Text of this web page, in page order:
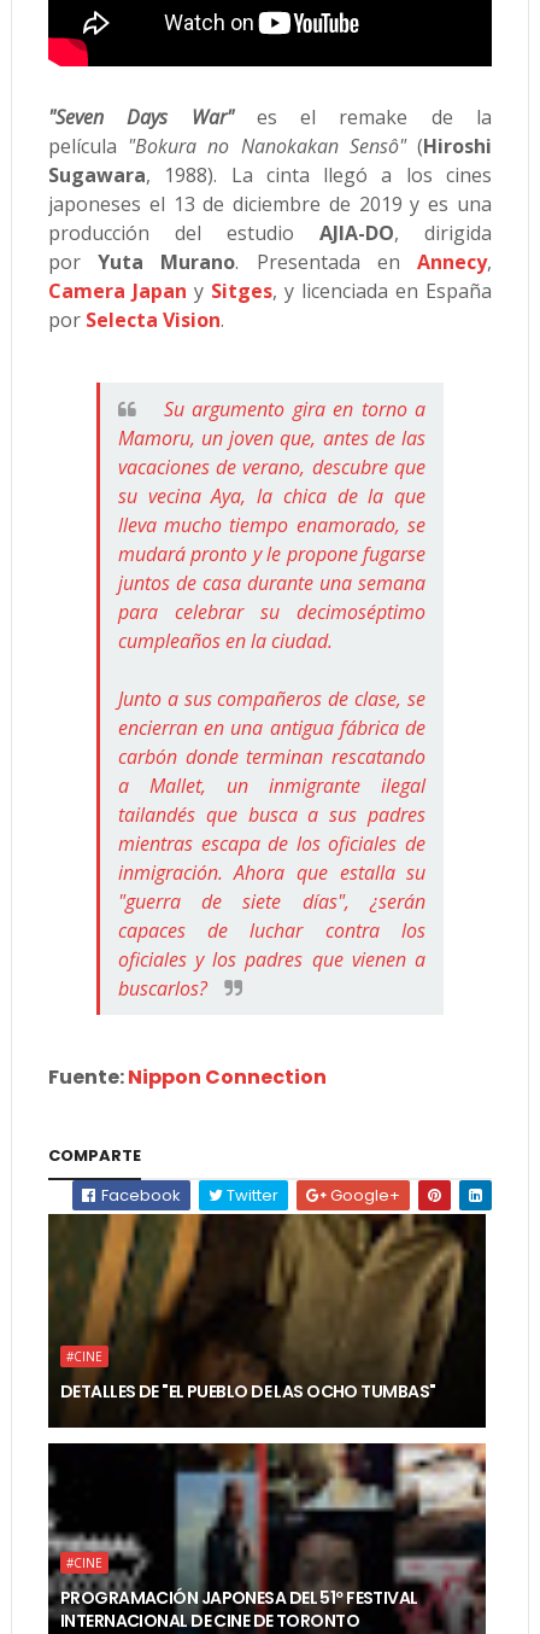
"Seven Days War"es el remake de la
película "Bokura no Nanokakan Sensô"(Hiroshi
Sugawara, 1988). La cinta llegó a los cines
japoneses el 13 de diciembre de 2019 y es una
producción del estudioAJIA-DO, dirigida
porYuta Murano. Presentada enAnnecy,
Camera Japan y Sitges, y licenciada en España
por Selecta Vision.
Su argumento gira en torno a
Mamoru, un joven que, antes de las
vacaciones de verano, descubre que
su vecina Aya, la chica de la que
lleva mucho tiempo enamorado, se
mudará pronto y le propone fugarse
juntos de casa durante una semana
para celebrar su decimoséptimo
cumpleaños en la ciudad.
Junto a sus compañeros de clase, se
encierran en una antigua fábrica de
carbón donde terminan rescatando
a Mallet, un inmigrante ilegal
tailandés que busca a sus padres
mientras escapa de los oficiales de
inmigración. Ahora que estalla su
"guerra de siete días", ¿serán
capaces de luchar contra los
oficiales y los padres que vienen a
buscarlos?
Fuente:Nippon Connection
COMPARTE
Facebook
Twitter Google+
#CINE
DETALLES DE "EL PUEBLO DE LAS OCHO TUMBAS"
#CINE
PROGRAMACIÓN JAPONESA DEL 51º FESTIVAL
INTERNACIONAL DE CINE DE TORONTO